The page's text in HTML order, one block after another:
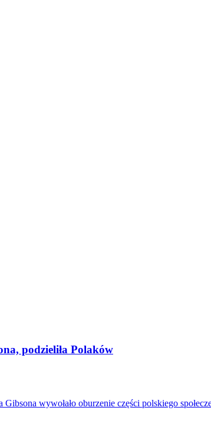
podzieliła Polaków
wywołało oburzenie części polskiego